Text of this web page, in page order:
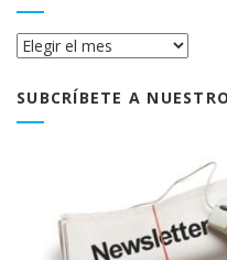
Historial
SUBCRÍBETE A NUESTRO